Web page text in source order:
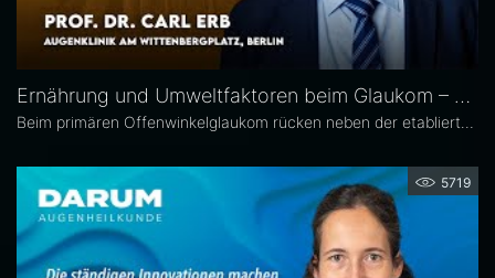
Ernährung und Umweltfaktoren beim Glaukom – Prof. Dr. Carl Erb
5719